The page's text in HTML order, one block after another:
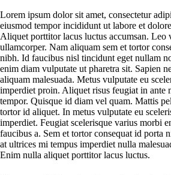
Lorem ipsum dolor sit amet, consectetur
eiusmod tempor incididunt ut labore et
Aliquet porttitor lacus luctus accumsan. Leo
ullamcorper. Nam aliquam sem et tortor
nibh. Id faucibus nisl tincidunt eget nullam
enim diam vulputate ut pharetra sit. Sapien
aliquam malesuada. Metus vulputate eu
imperdiet proin. Aliquet risus feugiat in ante
tempor. Quisque id diam vel quam. Mattis
tortor id aliquet. In metus vulputate eu
imperdiet. Feugiat scelerisque varius morbi
faucibus a. Sem et tortor consequat id porta
at ultrices mi tempus imperdiet nulla
Enim nulla aliquet porttitor lacus luctus.